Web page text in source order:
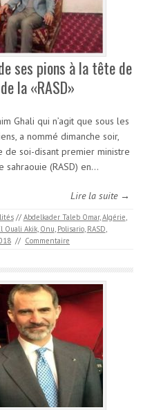
ses pions à la tête de
la «RASD»
Ghali qui n’agit que sous les
a nommé dimanche soir,
de soi-disant premier ministre
(RASD) en…
Lire la suite →
// Abdelkader Taleb Omar,Algérie,
Ouali Akik, Onu, Polisario, RASD,
// Commentaire